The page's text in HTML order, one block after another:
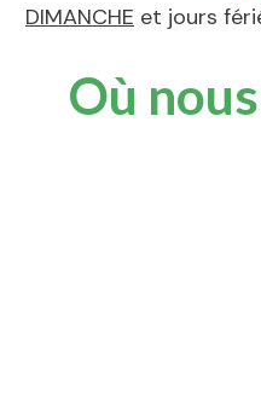
DIMANCHE et jours
Où